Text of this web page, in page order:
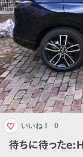
待ちに待った
いいね！ 0